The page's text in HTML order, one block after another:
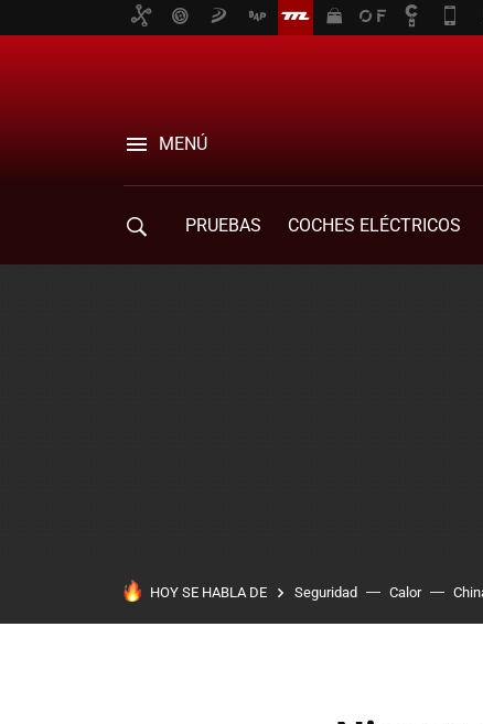
MENÚ
PRUEBAS COCHES ELÉCTRICOS
HOY SE HABLA DE Seguridad Calor